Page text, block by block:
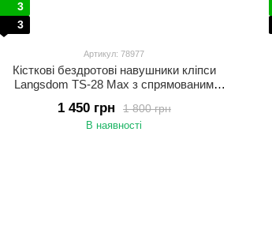
3
3
Артикул: 78977
Кісткові бездротові навушники кліпси
Langsdom TS-28 Max з спрямованим
1 800 грн
1 450 грн
В наявності